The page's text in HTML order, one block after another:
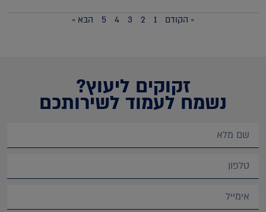
« הקודם 1
2
3
4
5 הבא »
זקוקים ליעוץ?
נשמח לעמוד לשירותכם